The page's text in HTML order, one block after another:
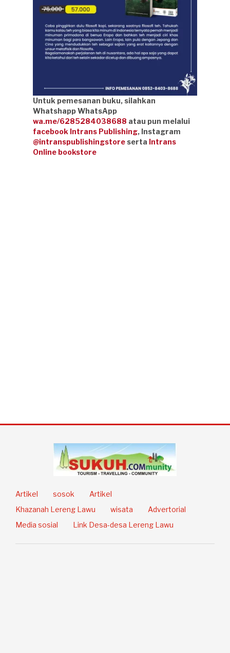
Untuk pemesanan buku, silahkan
Whatshapp WhatsApp
wa.me/6285284038688 atau pun melalui
facebook Intrans Publishing, Instagram
@intranspublishingstore serta Intrans
Online bookstore
Artikel sosok
Artikel
Khazanah Lereng Lawu
wisata
Advertorial
Media sosial
Link Desa-desa Lereng Lawu